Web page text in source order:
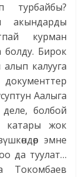
турбайбы?
акындарды
курман
болду. Бирок
калууга
Аалыга
болбой
катары жок
эмне
да туулат…
Токомбаев